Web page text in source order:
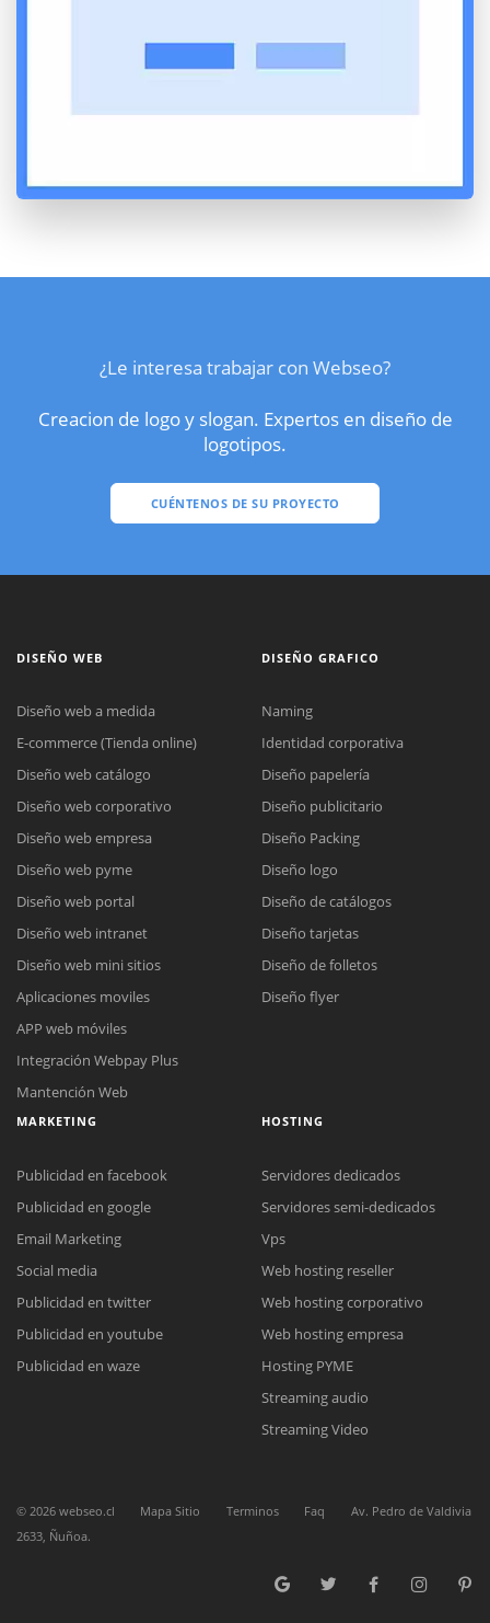
¿Le interesa trabajar con Webseo?
Creacion de logo y slogan. Expertos en diseño de
logotipos.
CUÉNTENOS DE SU PROYECTO
Reunión online
Nuestros ejecutivos le enviarán un correo electrónico con el enlace a
Cotización
Complete el formulario y nos contactaremos a la brevedad.
Chat Online
Todos nuestros ejecutivos están fuera de línea. Complete el formulario
para enviarnos un correo electrónico con sus datos personales.
DISEÑO WEB
Diseño web a medida
E-commerce (Tienda online)
Diseño web catálogo
Diseño web corporativo
Diseño web empresa
Diseño web pyme
Diseño web portal
Diseño web intranet
Diseño web mini sitios
Aplicaciones moviles
APP web móviles
Integración Webpay Plus
Mantención Web
DISEÑO GRAFICO
Naming
Identidad corporativa
Diseño papelería
Diseño publicitario
Diseño Packing
Diseño logo
Diseño de catálogos
Diseño tarjetas
Diseño de folletos
Diseño flyer
MARKETING
Publicidad en facebook
Publicidad en google
Email Marketing
Social media
Publicidad en twitter
Publicidad en youtube
Publicidad en waze
HOSTING
Servidores dedicados
Servidores semi-dedicados
Vps
Web hosting reseller
Web hosting corporativo
Web hosting empresa
Hosting PYME
Streaming audio
Streaming Video
© 2026 webseo.cl Mapa Sitio Terminos Faq
Av. Pedro de Valdivia
2633, Ñuñoa.